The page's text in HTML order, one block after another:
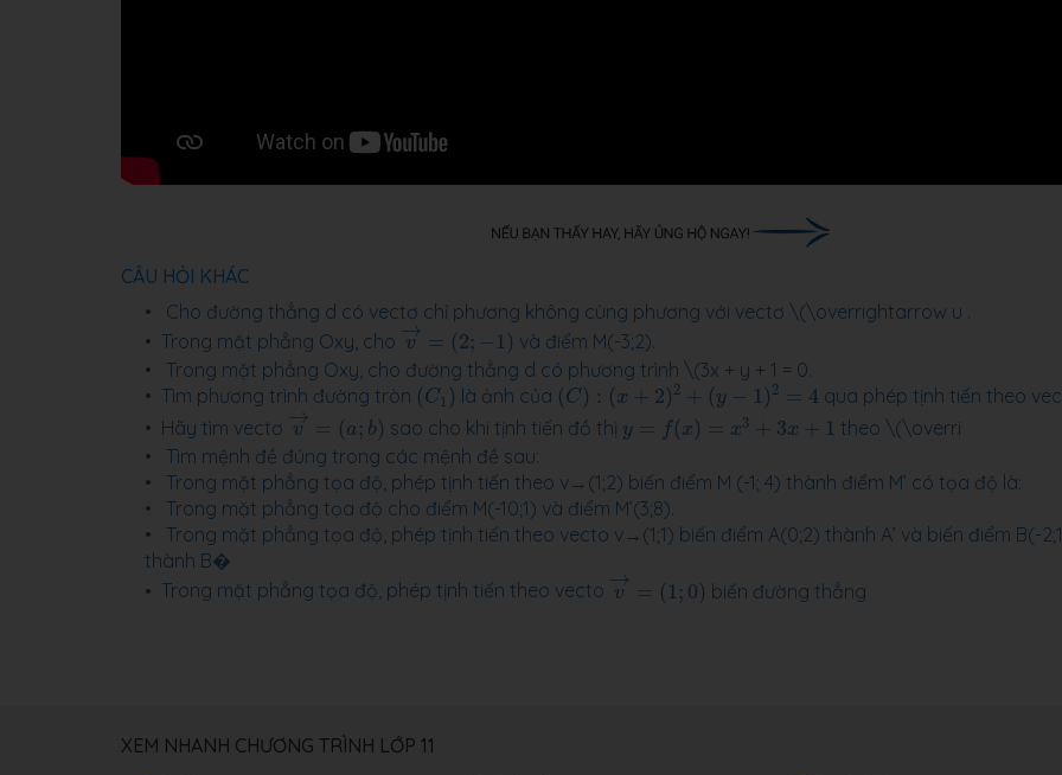
CÂU HỎI KHÁC
Cho đường thẳng d có vectơ chỉ phương không cùng phương với vectơ \(\overrightarrow u .
Trong mặt phẳng Oxy, cho →
v = (2; −1)
v→=( 2; −1)
và điểm M(-3;2).
Trong mặt phẳng Oxy, cho đường thẳng d có phương trình \(3x + y + 1 = 0.
Tìm phương trình đường tròn (C1 )
(C1 ) là ảnh của (C) : (x + 2) 2 + (y − 1) 2 = 4
( C):(x+2) 2 +(y −1)2 = 4
qua phép tịnh tiến theo vec
Hãy tìm vectơ →
v = (a; b)
v→ = (a ;b )
sao cho khi tịnh tiến đồ thị y = f(x) = x3 + 3x + 1
x) x + x+
theo \(\overri
Tìm mệnh đề đúng trong các mệnh đề sau:
Trong mặt phẳng tọa độ, phép tịnh tiến theo v→(1;2) biến điểm M (-1; 4) thành điểm M’ có tọa độ là:
Trong mặt phẳng tọa độ cho điểm M(-10;1) và điểm M’(3;8).
Trong mặt phẳng tọa độ, phép tịnh tiến theo vecto v→(1;1) biến điểm A(0;2) thành A’ và biến điểm B(-
thành B�
Trong mặt phẳng tọa độ, phép tịnh tiến theo vecto →
v = (1; 0)
v→
biến đường thẳng
XEM NHANH CHƯƠNG TRÌNH LỚP 11